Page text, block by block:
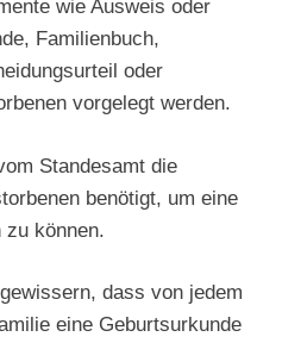
wie Ausweis oder
Familienbuch,
oder
vorgelegt werden.
Standesamt die
benötigt, um eine
zu können.
dass von jedem
eine Geburtsurkunde